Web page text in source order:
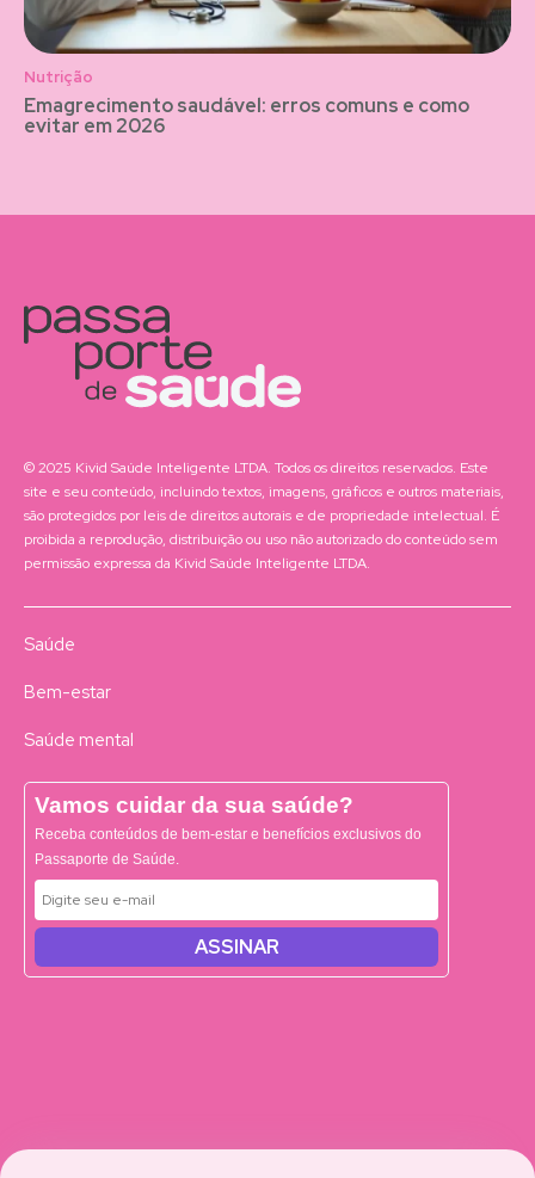
Nutrição
Emagrecimento saudável: erros comuns e como
evitar em 2026
© 2025 Kivid Saúde Inteligente LTDA. Todos os direitos reservados. Este
site e seu conteúdo, incluindo textos, imagens, gráficos e outros materiais,
são protegidos por leis de direitos autorais e de propriedade intelectual. É
proibida a reprodução, distribuição ou uso não autorizado do conteúdo sem
permissão expressa da Kivid Saúde Inteligente LTDA.
Saúde
Bem-estar
Saúde mental
Vamos cuidar da sua saúde?
Receba conteúdos de bem-estar e benefícios exclusivos do
Passaporte de Saúde.
ASSINAR